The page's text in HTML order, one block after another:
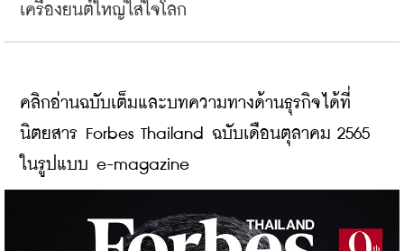
เครื่องยนต์ใหญ่ใส่ใจโลก
คลิกอ่านฉบับเต็มและบทความทางด้านธุรกิจได้ที่
นิตยสาร Forbes Thailand ฉบับเดือนตุลาคม 2565
ในรูปแบบ e-magazine